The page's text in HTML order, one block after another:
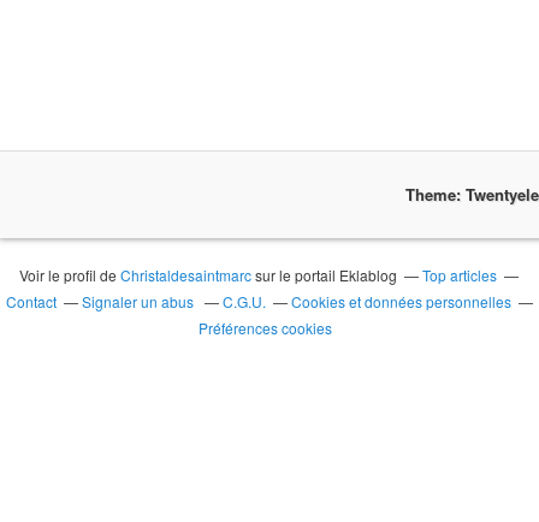
Theme:
Voir le profil deChristaldesaintmarcsur le portail Eklablog
Top articles
Contact
Signaler un abus C.G.U.
Cookies et données personnelles
Préférences cookies